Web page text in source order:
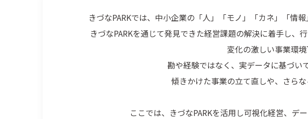
きづなPARKでは、中小企業の「人」「モノ」「カネ」「情
きづなPARKを通じて発見できた経営課題の解決に着手し、
変化の激しい事業環
勘や経験ではなく、実データに基づい
傾きかけた事業の立て直しや、さら
ここでは、きづなPARKを活用し可視化経営、デ